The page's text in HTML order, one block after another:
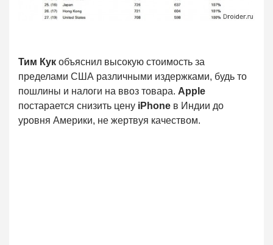
Тим Кук объяснил высокую стоимость за
пределами США различными издержками, будь то
пошлины и налоги на ввоз товара. Apple
постарается снизить цену iPhone в Индии до
уровня Америки, не жертвуя качеством.